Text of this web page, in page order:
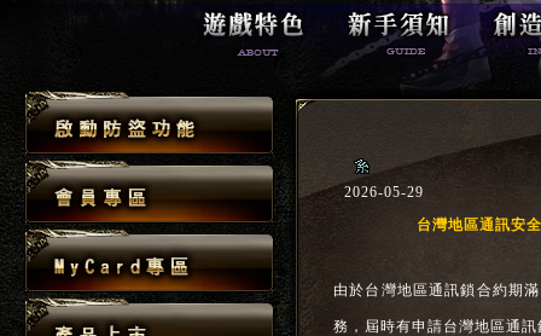
2026-05-29
台灣地區通訊安
由於台灣地區通訊鎖合約期
務，屆時有申請台灣地區通